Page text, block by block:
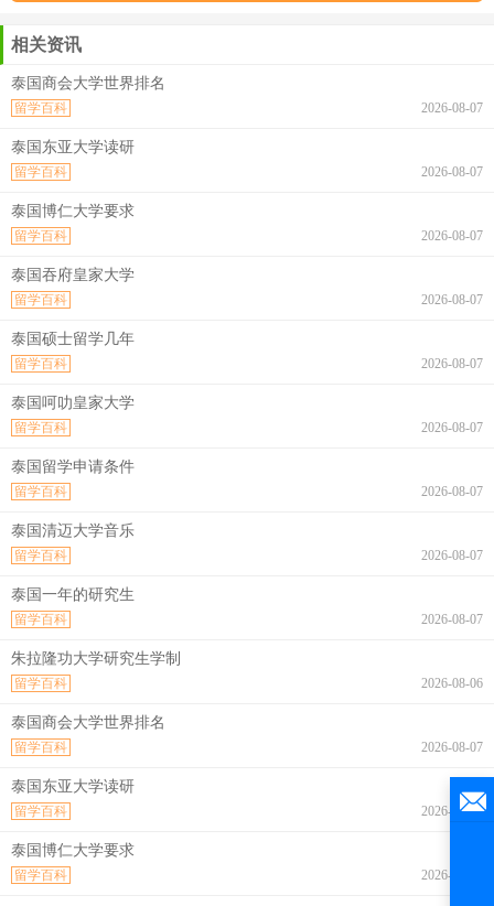
相关资讯
泰国商会大学世界排名
2026-08-07
留学百科
泰国东亚大学读研
2026-08-07
留学百科
泰国博仁大学要求
2026-08-07
留学百科
泰国吞府皇家大学
2026-08-07
留学百科
泰国硕士留学几年
2026-08-07
留学百科
泰国呵叻皇家大学
2026-08-07
留学百科
泰国留学申请条件
2026-08-07
留学百科
泰国清迈大学音乐
2026-08-07
留学百科
泰国一年的研究生
2026-08-07
留学百科
朱拉隆功大学研究生学制
2026-08-06
留学百科
泰国商会大学世界排名
2026-08-07
留学百科
泰国东亚大学读研
2026-08-07
留学百科
泰国博仁大学要求
2026-08-07
留学百科